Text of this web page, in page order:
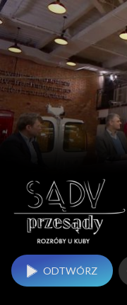
ODTWÓRZ